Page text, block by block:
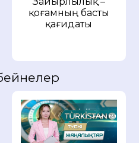
қоғамның басты
қағидаты